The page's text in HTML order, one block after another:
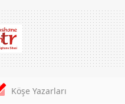
Köşe Yazarları
Adana
Adıyaman